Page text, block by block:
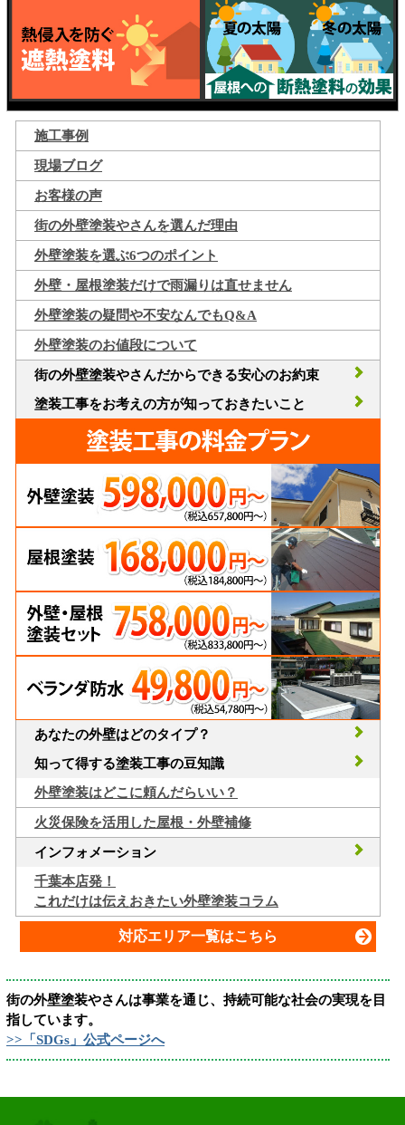
施工事例
現場ブログ
お客様の声
街の外壁塗装やさんを選んだ理由
外壁塗装を選ぶ6つのポイント
外壁・屋根塗装だけで雨漏りは直せません
外壁塗装の疑問や不安なんでもQ&A
外壁塗装のお値段について
街の外壁塗装やさんだからできる安心のお約束
塗装工事をお考えの方が知っておきたいこと
あなたの外壁はどのタイプ？
知って得する塗装工事の豆知識
外壁塗装はどこに頼んだらいい？
火災保険を活用した屋根・外壁補修
インフォメーション
千葉本店発！
これだけは伝えおきたい外壁塗装コラム
対応エリア一覧はこちら
街の外壁塗装やさんは事業を通じ、持続可能な社会の実現を目
指しています。
>>「SDGs」公式ページへ